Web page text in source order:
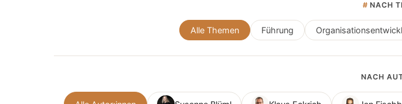
# NACH
Alle Themen Führung
NACH